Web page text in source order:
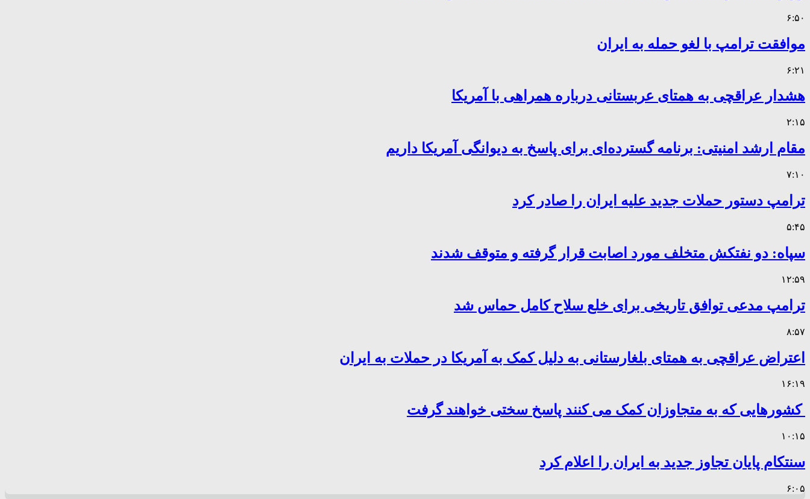
۶:۵۰
موافقت ترامپ با لغو حمله به ایران
۶:۲۱
هشدار عراقچی به همتای عربستانی درباره همراهی با آمریکا
۲:۱۵
مقام ارشد امنیتی: برنامه گسترده‌ای برای پاسخ به دیوانگی آمریکا داریم
۷:۱۰
ترامپ دستور حملات جدید علیه ایران را صادر کرد
۵:۴۵
سپاه: دو نفتکش متخلف مورد اصابت قرار گرفته و متوقف شدند
۱۲:۵۹
ترامپ مدعی توافق تاریخی برای خلع سلاح کامل حماس شد
۸:۵۷
اعتراض عراقچی به همتای بلغارستانی به دلیل کمک به آمریکا در حملات به ایران
۱۶:۱۹
کشورهایی که به متجاوزان کمک می کنند پاسخ سختی خواهند گرفت
۱۰:۱۵
سنتکام پایان تجاوز جدید به ایران را اعلام کرد
۶:۰۵